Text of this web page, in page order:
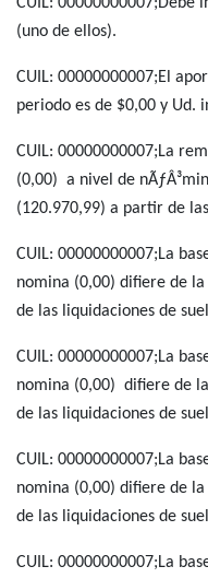
(uno de ellos).
CUIL: 00000000007;El
periodo es de $0,00 y Ud.
CUIL: 00000000007;La
(0,00) a nivel de
(120.970,99) a partir de
CUIL: 00000000007;La
nomina (0,00) difiere de
de las liquidaciones de
CUIL: 00000000007;La
nomina (0,00) difiere de
de las liquidaciones de
CUIL: 00000000007;La
nomina (0,00) difiere de
de las liquidaciones de
CUIL: 00000000007;La